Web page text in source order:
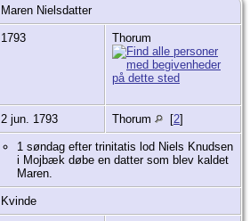
Maren Nielsdatter
1793 Thorum
2 jun. 1793 Thorum [2]
1 søndag efter trinitatis lod Niels Knudsen
i Mojbæk døbe en datter som blev kaldet
Maren.
Kvinde